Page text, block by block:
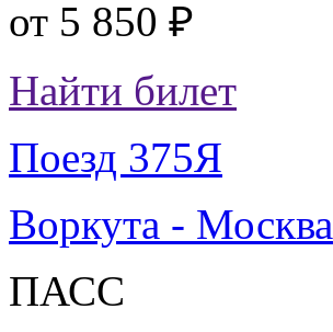
от 5 850 ₽
Найти билет
Поезд 375Я
Воркута - Москва
ПАСС